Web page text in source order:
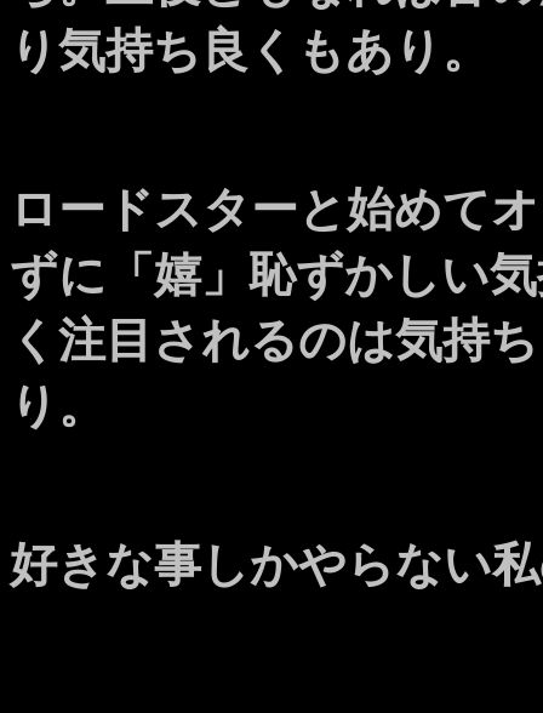
り気持ち良くもあり。
ロードスターと始めて
ずに「嬉」恥ずかしい
く注目されるのは気持
り。
好きな事しかやらない